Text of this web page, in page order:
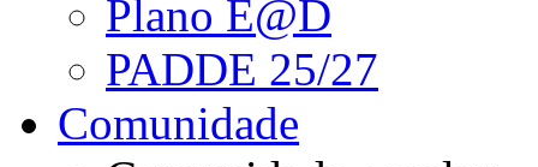
Plano E@D
PADDE 25/27
Comunidade